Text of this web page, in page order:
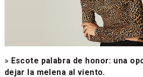
» Escote palabra de honor: una
dejar la melena al viento.